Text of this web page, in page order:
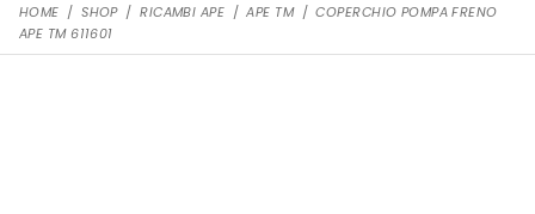
HOME / SHOP / RICAMBI APE / APE TM / COPERCHIO POMPA FRENO
APE TM 611601